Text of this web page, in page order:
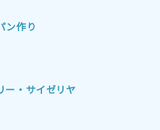
9月
12月 2021年11月
9月
ン作り
ー・サイゼリヤ